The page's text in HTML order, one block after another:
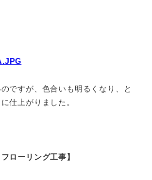
ですが、色合いも明るくなり、と
仕上がりました。
ローリング工事】